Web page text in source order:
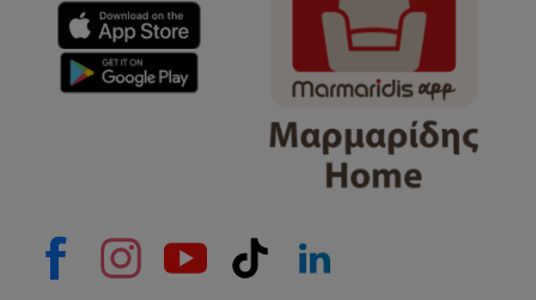
e-mail
Το μήνυμά σας